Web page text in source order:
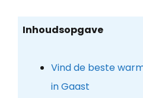
Inhoudsopgave
Vind de beste
in Gaast